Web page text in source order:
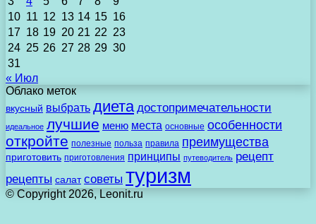
10 11 12 13 14 15 16
17 18 19 20 21 22 23
24 25 26 27 28 29 30
31
« Июл
Облако меток
вкусный выбрать диета достопримечательности
идеальное лучшие меню места основные особенности
откройте полезные польза правила преимущества
приготовить приготовления принципы путеводитель рецепт
рецепты салат советы туризм
© Copyright 2026, Leonit.ru